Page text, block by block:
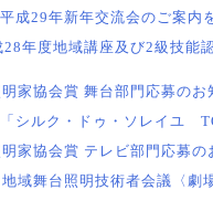
成29年新年交流会のご案内
28年度地域講座及び2級技能
家協会賞 舞台部門応募のお
シルク・ドゥ・ソレイユ
家協会賞 テレビ部門応募の
域舞台照明技術者会議〈劇